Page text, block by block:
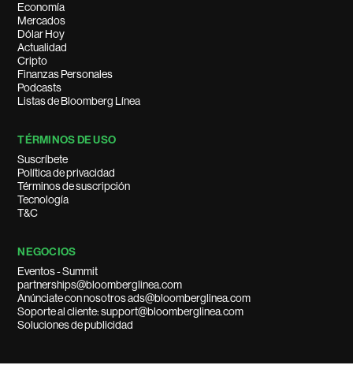
Economía
Mercados
Dólar Hoy
Actualidad
Cripto
Finanzas Personales
Podcasts
Listas de Bloomberg Línea
TÉRMINOS DE USO
Suscríbete
Política de privacidad
Términos de suscripción
Tecnología
T&C
NEGOCIOS
Eventos - Summit
partnerships@bloomberglinea.com
Anúnciate con nosotros ads@bloomberglinea.com
Soporte al cliente: support@bloomberglinea.com
Soluciones de publicidad